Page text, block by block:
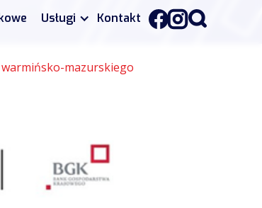
Usługi Kontakt
mazurskiego